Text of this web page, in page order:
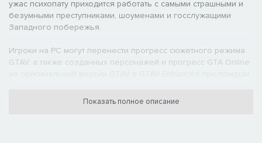
ужас психопату приходится работать с самыми страшными и
безумными преступниками, шоуменами и госслужащими
Западного побережья.
Игроки на PC могут перенести прогресс сюжетного режима
GTAV, а также созданных персонажей и прогресс GTA Online
Показать полное описание